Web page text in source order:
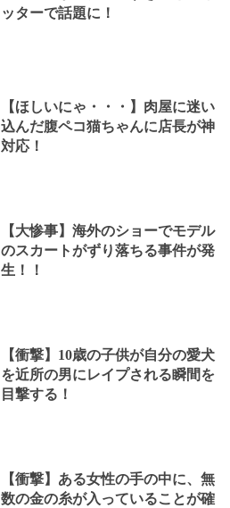
ッターで話題に！
【ほしいにゃ・・・】肉屋に迷い
込んだ腹ペコ猫ちゃんに店長が神
対応！
【大惨事】海外のショーでモデル
のスカートがずり落ちる事件が発
生！！
【衝撃】10歳の子供が自分の愛犬
を近所の男にレイプされる瞬間を
目撃する！
【衝撃】ある女性の手の中に、無
数の金の糸が入っていることが確